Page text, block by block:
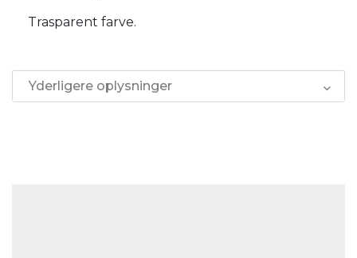
Trasparent farve.
Yderligere oplysninger